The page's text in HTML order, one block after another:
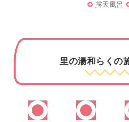
露天風呂
里の湯和らくの